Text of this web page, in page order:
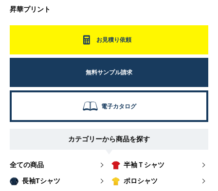
昇華プリント
お見積り依頼
無料サンプル請求
電子カタログ
カテゴリーから商品を探す
全ての商品 半袖Ｔシャツ
長袖Tシャツ ポロシャツ